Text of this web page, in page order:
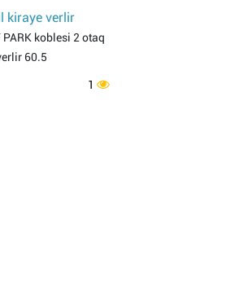
kiraye verlir
koblesi 2 otaq
60.5
1